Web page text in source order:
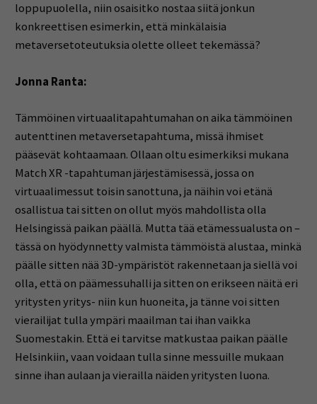
loppupuolella, niin osaisitko nostaa siitä jonkun
konkreettisen esimerkin, että minkälaisia
metaversetoteutuksia olette olleet tekemässä?
Jonna Ranta:
Tämmöinen virtuaalitapahtumahan on aika tämmöinen
autenttinen metaversetapahtuma, missä ihmiset
pääsevät kohtaamaan. Ollaan oltu esimerkiksi mukana
Match XR -tapahtuman järjestämisessä, jossa on
virtuaalimessut toisin sanottuna, ja näihin voi etänä
osallistua tai sitten on ollut myös mahdollista olla
Helsingissä paikan päällä. Mutta tää etämessualusta on –
tässä on hyödynnetty valmista tämmöistä alustaa, minkä
päälle sitten nää 3D-ympäristöt rakennetaan ja siellä voi
olla, että on päämessuhalli ja sitten on erikseen näitä eri
yritysten yritys- niin kun huoneita, ja tänne voi sitten
vierailijat tulla ympäri maailman tai ihan vaikka
Suomestakin. Että ei tarvitse matkustaa paikan päälle
Helsinkiin, vaan voidaan tulla sinne messuille mukaan
sinne ihan aulaan ja vierailla näiden yritysten luona.